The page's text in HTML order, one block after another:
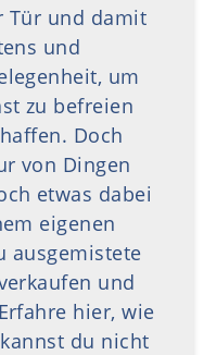
Tür und damit
und
um
zu befreien
Doch
von Dingen
etwas dabei
eigenen
ausgemistete
und
hier, wie
du nicht